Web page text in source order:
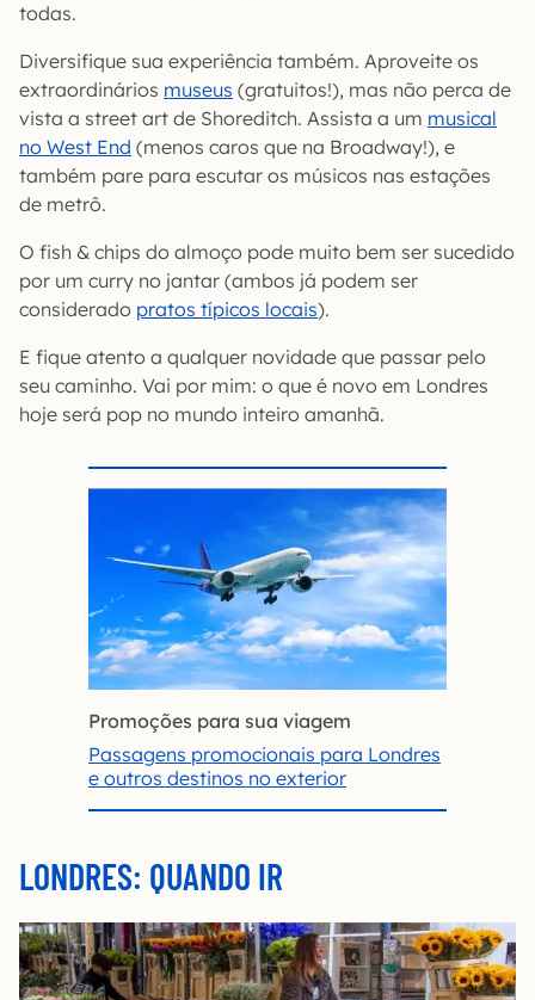
todas.
Diversifique sua experiência também. Aproveite os
extraordinários museus (gratuitos!), mas não perca de
vista a street art de Shoreditch. Assista a um musical
no West End (menos caros que na Broadway!), e
também pare para escutar os músicos nas estações
de metrô.
O fish & chips do almoço pode muito bem ser sucedido
por um curry no jantar (ambos já podem ser
considerado pratos típicos locais).
E fique atento a qualquer novidade que passar pelo
seu caminho. Vai por mim: o que é novo em Londres
hoje será pop no mundo inteiro amanhã.
Promoções para sua viagem
Passagens promocionais para Londres
e outros destinos no exterior
LONDRES: QUANDO IR